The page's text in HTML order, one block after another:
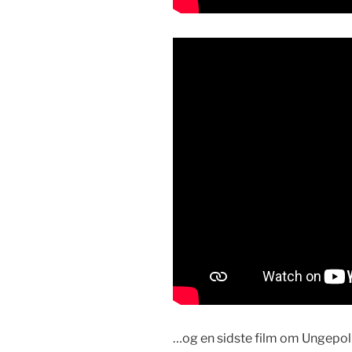
…og en sid­ste film om